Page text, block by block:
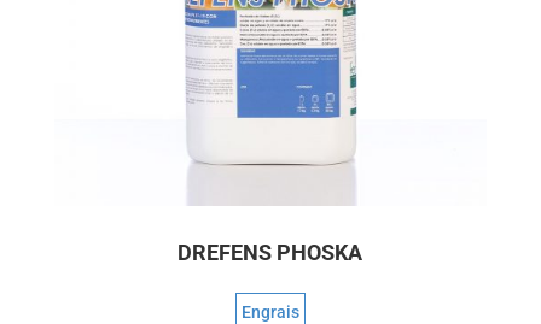
DREFENS PHOSKA
Engrais